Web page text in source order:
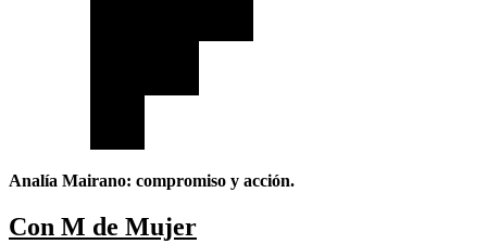
Analía Mairano: compromiso y acción.
Con M de Mujer